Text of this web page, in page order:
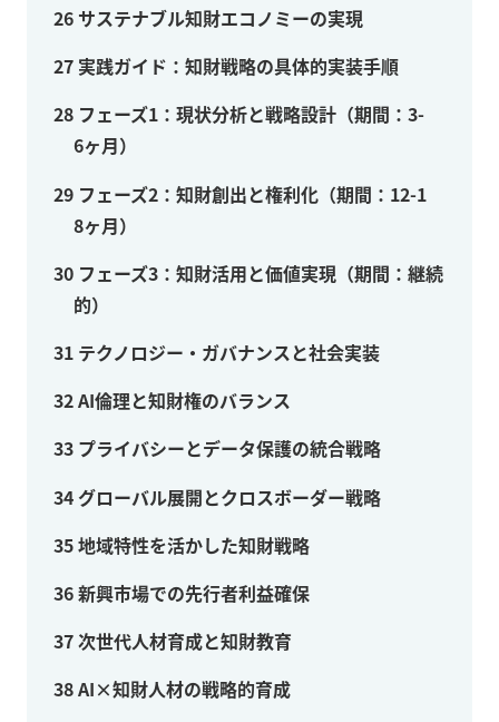
26 サステナブル知財エコノミーの実現
27 実践ガイド：知財戦略の具体的実装手順
28 フェーズ1：現状分析と戦略設計（期間：3-
6ヶ月）
29 フェーズ2：知財創出と権利化（期間：12-1
8ヶ月）
30 フェーズ3：知財活用と価値実現（期間：継続
的）
31 テクノロジー・ガバナンスと社会実装
32AI倫理と知財権のバランス
33 プライバシーとデータ保護の統合戦略
34グローバル展開とクロスボーダー戦略
35地域特性を活かした知財戦略
36新興市場での先行者利益確保
37次世代人材育成と知財教育
38AI×知財人材の戦略的育成